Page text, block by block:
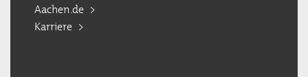
Aachen.de
Karriere